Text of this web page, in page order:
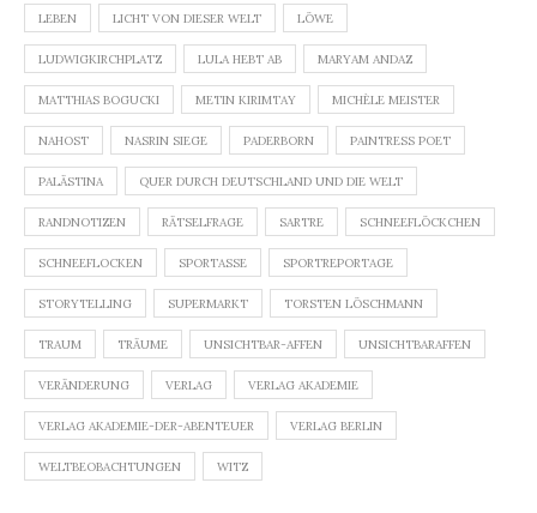
LEBEN LICHT VON DIESER WELT LÖWE
LUDWIGKIRCHPLATZ LULA HEBT AB MARYAM ANDAZ
MATTHIAS BOGUCKI METIN KIRIMTAY MICHÈLE MEISTER
NAHOST NASRIN SIEGE PADERBORN PAINTRESS POET
PALÄSTINA QUER DURCH DEUTSCHLAND UND DIE WELT
RANDNOTIZEN RÄTSELFRAGE SARTRE SCHNEEFLÖCKCHEN
SCHNEEFLOCKEN SPORTASSE SPORTREPORTAGE
STORYTELLING SUPERMARKT TORSTEN LÖSCHMANN
TRAUM TRÄUME UNSICHTBAR-AFFEN UNSICHTBARAFFEN
VERÄNDERUNG VERLAG VERLAG AKADEMIE
VERLAG AKADEMIE-DER-ABENTEUER VERLAG BERLIN
WELTBEOBACHTUNGEN WITZ